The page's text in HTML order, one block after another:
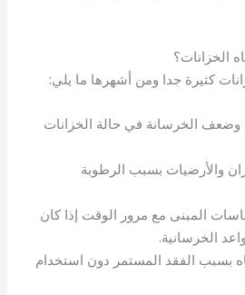
الخزانات؟
كثيرة جدا ومن أشهرها ما يلي:
وضعف الخرسانة في حالة الخزانات
والأرضيات بسبب الرطوبة
المبنى مع مرور الوقت إذا كان
الخرسانية.
بسبب الفقد المستمر دون استخدام